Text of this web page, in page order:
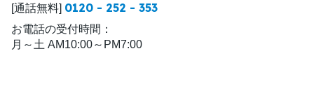
[通話無料] 0120 - 252 - 353
お電話の受付時間：
月～土 AM10:00～PM7:00